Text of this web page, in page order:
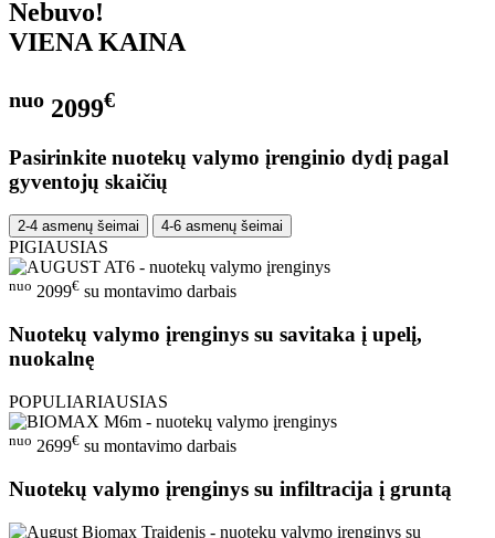
Nebuvo!
VIENA KAINA
nuo 2099€
Pasirinkite nuotekų valymo įrenginio dydį pagal
gyventojų skaičių
2-4 asmenų šeimai 4-6 asmenų šeimai
PIGIAUSIAS
nuo 2099€ su montavimo darbais
Nuotekų valymo įrenginys su savitaka į upelį,
nuokalnę
POPULIARIAUSIAS
nuo 2699€ su montavimo darbais
Nuotekų valymo įrenginys su infiltracija į gruntą